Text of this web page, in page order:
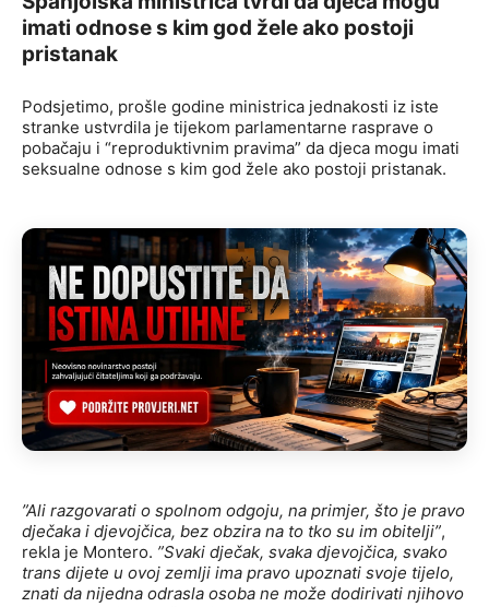
imati odnose s kim god žele ako postoji
pristanak
Podsjetimo, prošle godine ministrica jednakosti iz iste
stranke ustvrdila je tijekom parlamentarne rasprave o
pobačaju i “reproduktivnim pravima” da djeca mogu imati
seksualne odnose s kim god žele ako postoji pristanak.
”Ali razgovarati o spolnom odgoju, na primjer, što je pravo
dječaka i djevojčica, bez obzira na to tko su im obitelji”,
rekla je Montero. ”Svaki dječak, svaka djevojčica, svako
trans dijete u ovoj zemlji ima pravo upoznati svoje tijelo,
znati da nijedna odrasla osoba ne može dodirivati ​​njihovo